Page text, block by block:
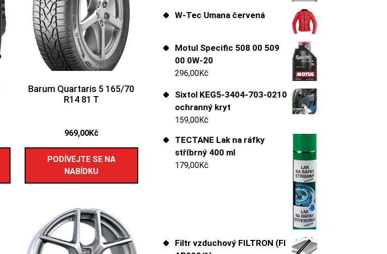
Barum Quartaris 5 165/70
R14 81 T
969,00Kč
PODÍVEJTE SE NA
NABÍDKU
W-Tec Umana červená
Motul Specific 508 00 509
00 0W-20
296,00Kč
Sixtol KEG5-3404-703-0210
ochranný kryt
159,00Kč
TECTANE Lak na ráfky
stříbrný 400 ml
179,00Kč
Filtr vzduchový FILTRON (FI